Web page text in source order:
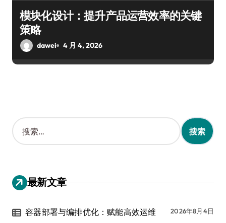
模块化设计：提升产品运营效率的关键
策略
dawei 4 月 4, 2026
搜
索
：
最新文章
容器部署与编排优化：赋能高效运维 2026年8月4日